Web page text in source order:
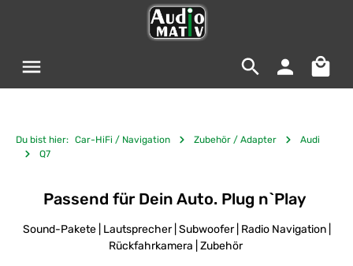
Du bist hier: Car-HiFi / Navigation Zubehör / Adapter
Audi
Q7
Passend für Dein Auto. Plug n`Play
Sound-Pakete | Lautsprecher | Subwoofer | Radio Navigation |
Rückfahrkamera | Zubehör